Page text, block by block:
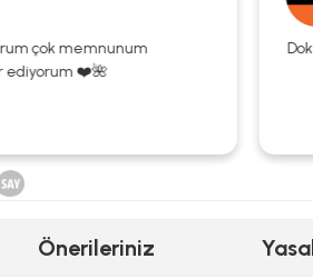
Doktorumun tavsiyesiyle
Önerileriniz